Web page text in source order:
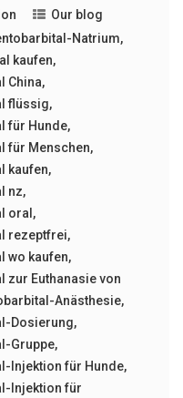
Our blog
Natrium,
kaufen,
China,
flüssig,
für Hunde,
für Menschen,
kaufen,
nz,
oral ,
rezeptfrei,
wo kaufen,
zur Euthanasie von
Anästhesie,
Dosierung,
Gruppe,
Injektion für Hunde,
Injektion für